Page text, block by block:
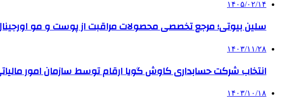
۱۴۰۵/۰۲/۱۴
سلین بیوتی؛ مرجع تخصصی محصولات مراقبت از پوست و مو
۱۴۰۳/۱۱/۲۸
انتخاب شرکت حسابداری کاوش گویا ارقام توسط سازمان امور
۱۴۰۳/۱۰/۱۸